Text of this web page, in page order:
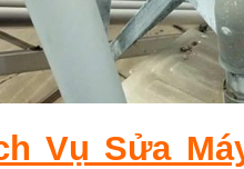
Vụ Sửa